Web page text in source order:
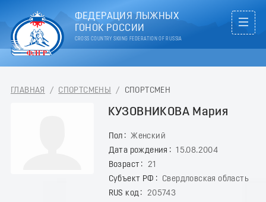
ФЕДЕРАЦИЯ ЛЫЖНЫХ
ГОНОК РОССИИ
CROSS COUNTRY SKIING FEDERATION OF RUSSIA
ГЛАВНАЯ / СПОРТСМЕНЫ / СПОРТСМЕН
КУЗОВНИКОВА Мария
Пол
Женский
Дата рождения
15.08.2004
Возраст
21
Субъект РФ
Свердловская область
RUS код
205743